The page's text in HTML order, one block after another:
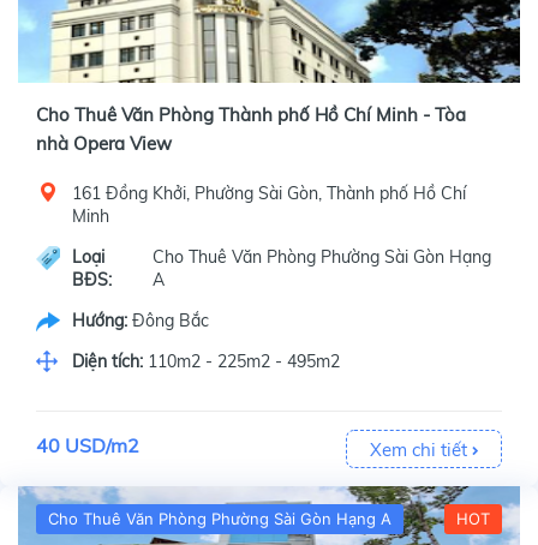
Cho Thuê Văn Phòng Thành phố Hồ Chí Minh - Tòa
nhà Opera View
161 Đồng Khởi, Phường Sài Gòn, Thành phố Hồ Chí
Minh
Loại
BĐS:
Cho Thuê Văn Phòng Phường Sài Gòn Hạng
A
Hướng: Đông Bắc
Diện tích: 110m2 - 225m2 - 495m2
40 USD/m2 Xem chi tiết
Cho Thuê Văn Phòng Phường Sài Gòn Hạng A HOT